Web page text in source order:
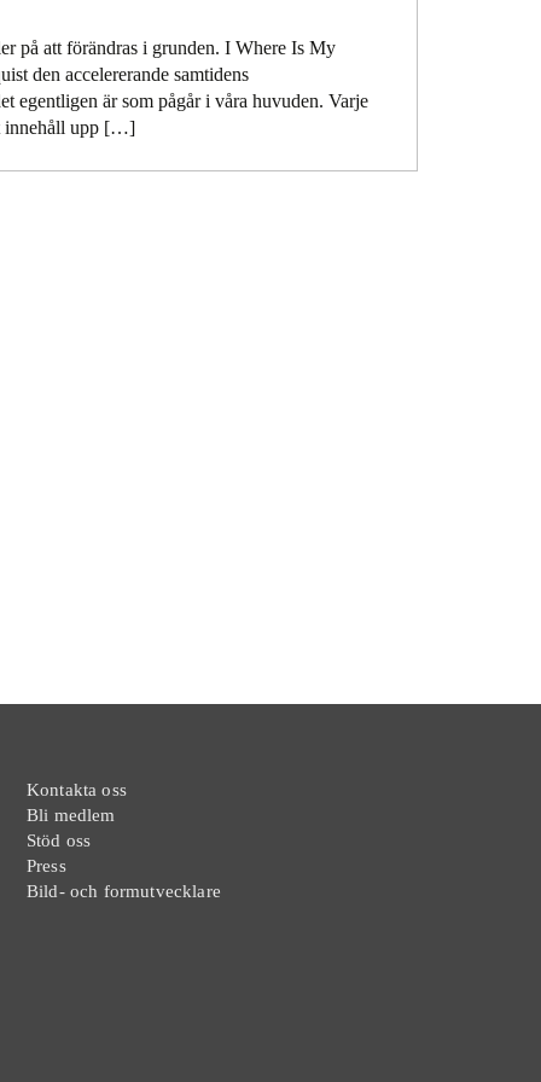
på att förändras i grunden. I Where Is My
den accelererande samtidens
egentligen är som pågår i våra huvuden. Varje
innehåll upp […]
Kontakta oss
Bli medlem
Stöd oss
Press
Bild- och formutvecklare